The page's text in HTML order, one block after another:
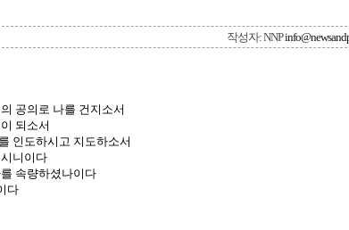
작성자: NNP
공의로 나를 건지소서
되소서
인도하시고 지도하소서
니이다
속량하셨나이다
다